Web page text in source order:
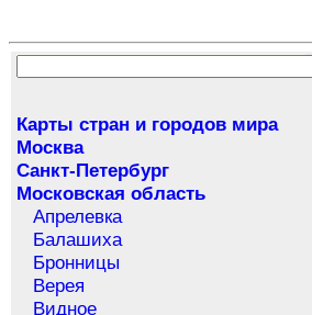
Карты стран и городов мира
Москва
Санкт-Петербург
Московская область
Апрелевка
Балашиха
Бронницы
Верея
Видное